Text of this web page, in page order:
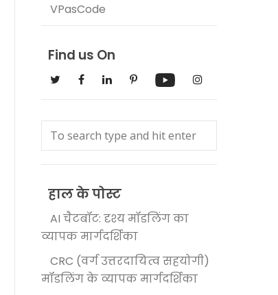
VPasCode
Find us On
हाल के पोस्ट
AI चैटबॉट: दृश्य मॉडलिंग का
व्यापक मार्गदर्शिका
CRC (वर्ग उत्तरदायित्व सहयोगी)
मॉडलिंग के व्यापक मार्गदर्शिका